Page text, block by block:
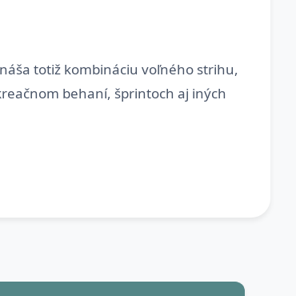
totiž kombináciu voľného strihu,
behaní, šprintoch aj iných